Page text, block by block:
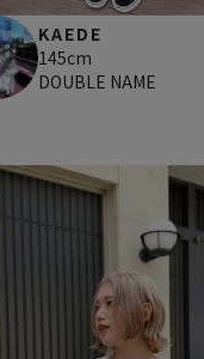
KAEDE
145cm
DOUBLE NAME